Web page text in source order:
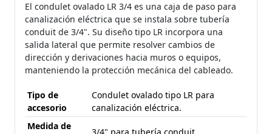
El condulet ovalado LR 3/4 es una caja de paso para
canalización eléctrica que se instala sobre tubería
conduit de 3/4". Su diseño tipo LR incorpora una
salida lateral que permite resolver cambios de
dirección y derivaciones hacia muros o equipos,
manteniendo la protección mecánica del cableado.
Tipo de
accesorio
Condulet ovalado tipo LR para
canalización eléctrica.
Medida de